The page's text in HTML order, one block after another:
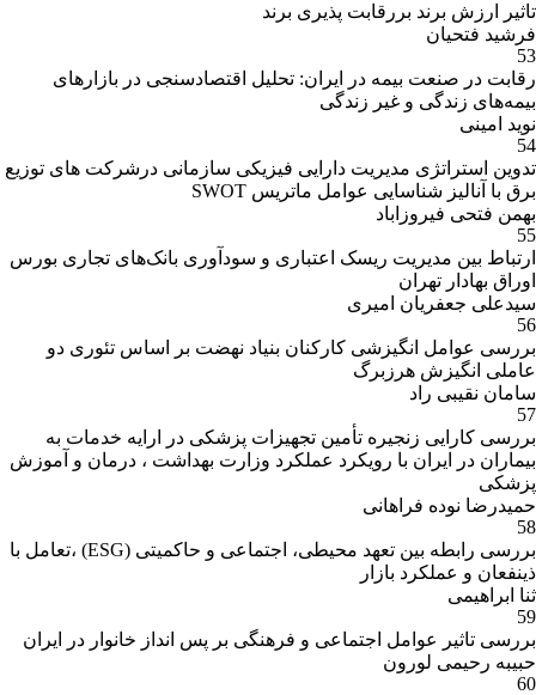
تاثیر ارزش برند بررقابت پذیری برند
فرشید فتحیان
53
رقابت در صنعت بیمه در ایران: تحلیل اقتصادسنجی در بازارهای
بیمه‌های زندگی و غیر زندگی
نوید امینی
54
تدوین استراتژی مدیریت دارایی فیزیکی سازمانی درشرکت های توزیع
برق با آنالیز شناسایی عوامل ماتریس SWOT
بهمن فتحی فیروزاباد
55
ارتباط بین مدیریت ریسک اعتباری و سودآوری بانک‌های تجاری بورس
اوراق بهادار تهران
سیدعلی جعفریان امیری
56
بررسی عوامل انگیزشی کارکنان بنیاد نهضت بر اساس تئوری دو
عاملی انگیزش هرزبرگ
سامان نقیبی راد
57
بررسی کارایی زنجیره تأمین تجهیزات پزشکی در ارایه خدمات به
بیماران در ایران با رویکرد عملکرد وزارت بهداشت ، درمان و آموزش
پزشکی
حمیدرضا نوده فراهانی
58
بررسی رابطه بین تعهد محیطی، اجتماعی و حاکمیتی (ESG) ،تعامل با
ذینفعان و عملکرد بازار
ثنا ابراهیمی
59
بررسی تاثیر عوامل اجتماعی و فرهنگی بر پس انداز خانوار در ایران
حبیبه رحیمی لورون
60